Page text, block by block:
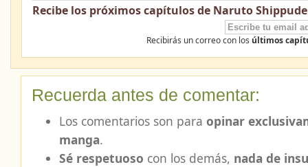
Recibe los próximos capítulos de Naruto
Recibirás un correo con los últimos
Recuerda antes de comentar:
Los comentarios son para opinar
manga.
Sé respetuoso con los demás, nada de